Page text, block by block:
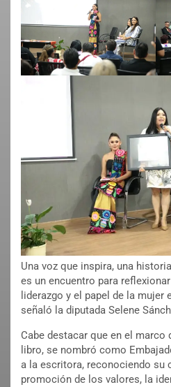
Una voz que inspira, una
es un encuentro para
liderazgo y el papel de la mujer
señaló la diputada Selene
Cabe destacar que en el marco
libro, se nombró como
a la escritora, reconociendo su
promoción de los valores, la